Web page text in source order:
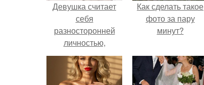
Девушка считает
себя
разносторонней
личностью,
поскольку очень
многое повлияло
на её развитие.
Как сделать такое
фото за пару
минут?